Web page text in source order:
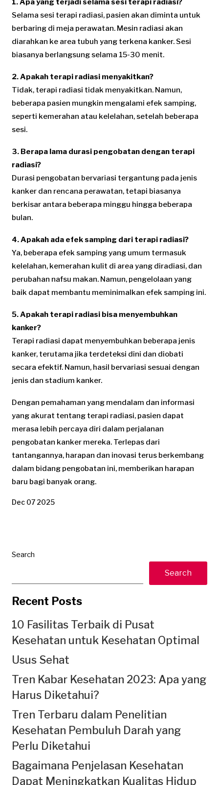
1. Apa yang terjadi selama sesi terapi radiasi?
Selama sesi terapi radiasi, pasien akan diminta untuk
berbaring di meja perawatan. Mesin radiasi akan
diarahkan ke area tubuh yang terkena kanker. Sesi
biasanya berlangsung selama 15-30 menit.
2. Apakah terapi radiasi menyakitkan?
Tidak, terapi radiasi tidak menyakitkan. Namun,
beberapa pasien mungkin mengalami efek samping,
seperti kemerahan atau kelelahan, setelah beberapa
sesi.
3. Berapa lama durasi pengobatan dengan terapi
radiasi?
Durasi pengobatan bervariasi tergantung pada jenis
kanker dan rencana perawatan, tetapi biasanya
berkisar antara beberapa minggu hingga beberapa
bulan.
4. Apakah ada efek samping dari terapi radiasi?
Ya, beberapa efek samping yang umum termasuk
kelelahan, kemerahan kulit di area yang diradiasi, dan
perubahan nafsu makan. Namun, pengelolaan yang
baik dapat membantu meminimalkan efek samping ini.
5. Apakah terapi radiasi bisa menyembuhkan
kanker?
Terapi radiasi dapat menyembuhkan beberapa jenis
kanker, terutama jika terdeteksi dini dan diobati
secara efektif. Namun, hasil bervariasi sesuai dengan
jenis dan stadium kanker.
Dengan pemahaman yang mendalam dan informasi
yang akurat tentang terapi radiasi, pasien dapat
merasa lebih percaya diri dalam perjalanan
pengobatan kanker mereka. Terlepas dari
tantangannya, harapan dan inovasi terus berkembang
dalam bidang pengobatan ini, memberikan harapan
baru bagi banyak orang.
Dec 07 2025
Search
Search
Recent Posts
10 Fasilitas Terbaik di Pusat
Kesehatan untuk Kesehatan Optimal
Usus Sehat
Tren Kabar Kesehatan 2023: Apa yang
Harus Diketahui?
Tren Terbaru dalam Penelitian
Kesehatan Pembuluh Darah yang
Perlu Diketahui
Bagaimana Penjelasan Kesehatan
Dapat Meningkatkan Kualitas Hidup